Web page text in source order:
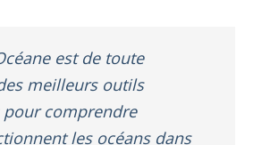
est de toute
meilleurs outils
comprendre
les océans dans